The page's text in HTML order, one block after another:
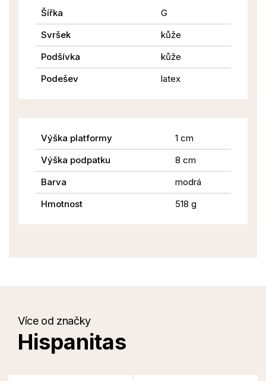
Šířka
G
Svršek
kůže
Podšívka
kůže
Podešev
latex
Výška platformy
1 cm
Výška podpatku
8 cm
Barva
modrá
Hmotnost
518 g
Více od značky
Hispanitas